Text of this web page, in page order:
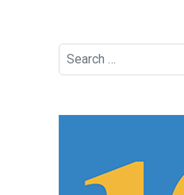
Search
for: